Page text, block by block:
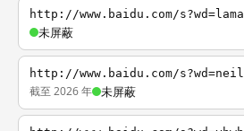
http://www.baidu.com/s?wd=lama
未屏蔽
http://www.baidu.com/s?wd=neil
截至 2026 年 未屏蔽